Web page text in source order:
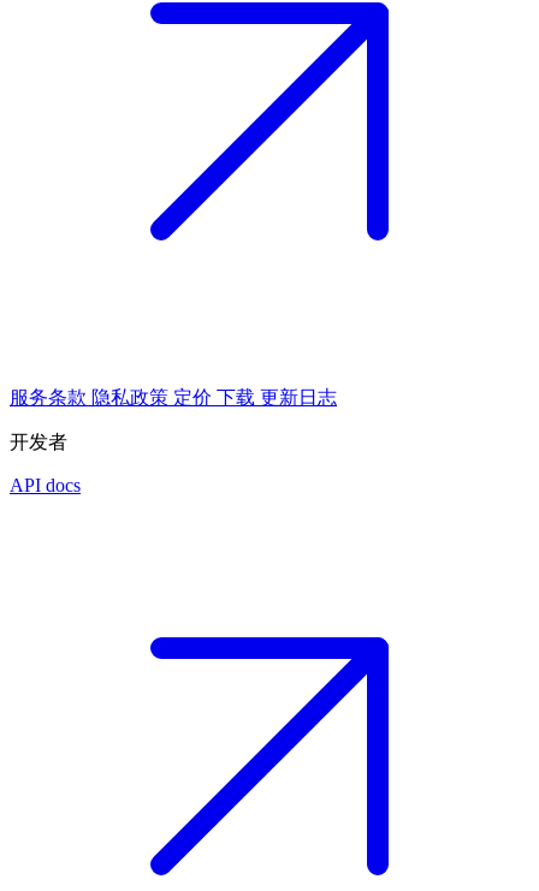
服务条款 隐私政策 定价 下载 更新日志
开发者
API docs